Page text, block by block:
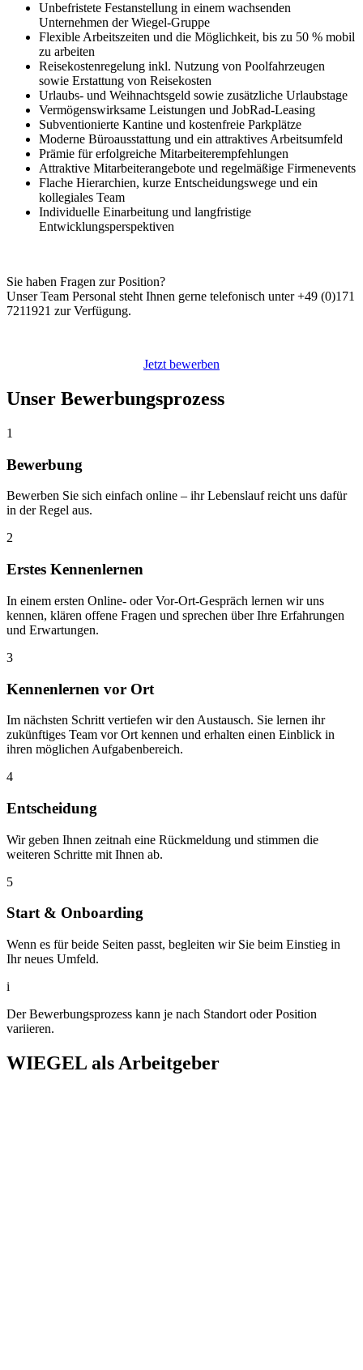
Unbefristete Festanstellung in einem wachsenden
Unternehmen derWiegel-Gruppe
Flexible Arbeitszeiten und die Möglichkeit, bis zu 50 % mobil
zu arbeiten
Reisekostenregelung inkl. Nutzung von Poolfahrzeugen
sowie Erstattung von Reisekosten
Urlaubs- und Weihnachtsgeld sowie zusätzliche Urlaubstage
Vermögenswirksame Leistungen und JobRad-Leasing
Subventionierte Kantine und kostenfreie Parkplätze
Moderne Büroausstattung und ein attraktives Arbeitsumfeld
Prämie für erfolgreiche Mitarbeiterempfehlungen
Attraktive Mitarbeiterangebote und regelmäßige Firmenevents
Flache Hierarchien, kurze Entscheidungswege und ein
kollegiales Team
Individuelle Einarbeitung und langfristige
Entwicklungsperspektiven
Sie haben Fragen zur Position?
Unser Team Personal steht Ihnen gerne telefonisch unter +49 (0)171
7211921 zur Verfügung.
Jetzt bewerben
Unser Bewerbungsprozess
1
Bewerbung
Bewerben Sie sich einfach online – ihr Lebenslauf reicht uns dafür
in der Regel aus.
2
Erstes Kennenlernen
In einem ersten Online- oder Vor-Ort-Gespräch lernen wir uns
kennen, klären offene Fragen und sprechen über Ihre Erfahrungen
und Erwartungen.
3
Kennenlernen vor Ort
Im nächsten Schritt vertiefen wir den Austausch. Sie lernen ihr
zukünftiges Team vor Ort kennen und erhalten einen Einblick in
ihren möglichen Aufgabenbereich.
4
Entscheidung
Wir geben Ihnen zeitnah eine Rückmeldung und stimmen die
weiteren Schritte mit Ihnen ab.
5
Start & Onboarding
Wenn es für beide Seiten passt, begleiten wir Sie beim Einstieg in
Ihr neues Umfeld.
i
Der Bewerbungsprozess kann je nach Standort oder Position
variieren.
WIEGEL als Arbeitgeber